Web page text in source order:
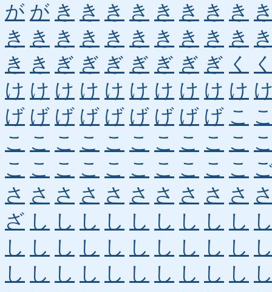
が が き き き き き き き き
き き き き き き き き き き
き き ぎ ぎ ぎ ぎ ぎ ぎ ぎ く
け け け け け け け け け け
げ げ げ げ げ げ げ げ げ こ
こ こ こ こ こ こ こ こ こ こ
こ こ こ こ こ こ こ こ こ こ
さ さ さ さ さ さ さ さ さ さ
ざ し し し し し し し し し
し し し し し し し し し し
し し し し し し し し し し